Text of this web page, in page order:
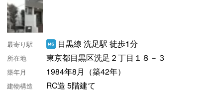
最寄り駅 目黒線 洗足駅 徒歩1分
所在地 東京都目黒区洗足２丁目１８－３
築年月 1984年8月（築42年）
建物構造 RC造 5階建て